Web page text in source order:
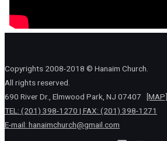
Copyrights 2008-2018 © Hanaim Church.
All rights reserved.
690 River Dr., Elmwood Park, NJ 07407
[MAP]
TEL: (201) 398-1270 | FAX: (201) 398-1271
E-mail: hanaimchurch@gmail.com